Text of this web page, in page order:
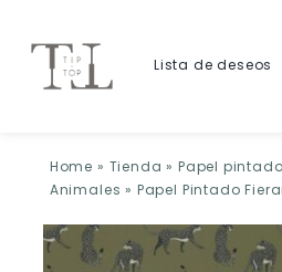
Lista de deseos
Home » Tienda » Papel pintado
Animales » Papel Pintado